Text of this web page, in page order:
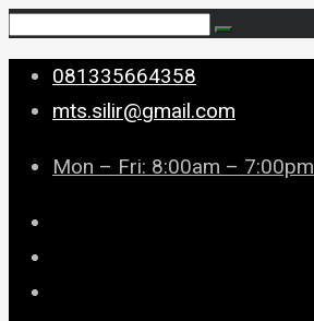
081335664358
mts.silir@gmail.com
Mon – Fri: 8:00am – 7:00pm